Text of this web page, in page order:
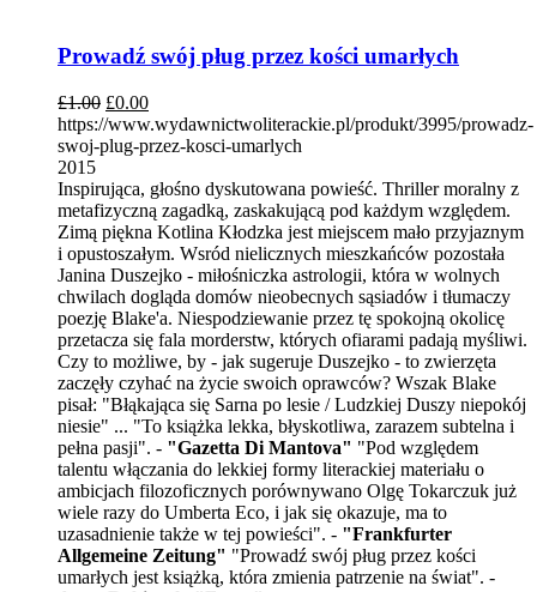
Prowadź swój pług przez kości umarłych
£1.00 £0.00
https://www.wydawnictwoliterackie.pl/produkt/3995/prowadz-
swoj-plug-przez-kosci-umarlych
2015
Inspirująca, głośno dyskutowana powieść. Thriller moralny z
metafizyczną zagadką, zaskakującą pod każdym względem.
Zimą piękna Kotlina Kłodzka jest miejscem mało przyjaznym
i opustoszałym. Wsród nielicznych mieszkańców pozostała
Janina Duszejko - miłośniczka astrologii, która w wolnych
chwilach dogląda domów nieobecnych sąsiadów i tłumaczy
poezję Blake'a. Niespodziewanie przez tę spokojną okolicę
przetacza się fala morderstw, których ofiarami padają myśliwi.
Czy to możliwe, by - jak sugeruje Duszejko - to zwierzęta
zaczęły czyhać na życie swoich oprawców? Wszak Blake
pisał: "Błąkająca się Sarna po lesie / Ludzkiej Duszy niepokój
niesie" ... "To książka lekka, błyskotliwa, zarazem subtelna i
pełna pasji". - "Gazetta Di Mantova" "Pod względem
talentu włączania do lekkiej formy literackiej materiału o
ambicjach filozoficznych porównywano Olgę Tokarczuk już
wiele razy do Umberta Eco, i jak się okazuje, ma to
uzasadnienie także w tej powieści". - "Frankfurter
Allgemeine Zeitung" "Prowadź swój pług przez kości
umarłych jest książką, która zmienia patrzenie na świat". -